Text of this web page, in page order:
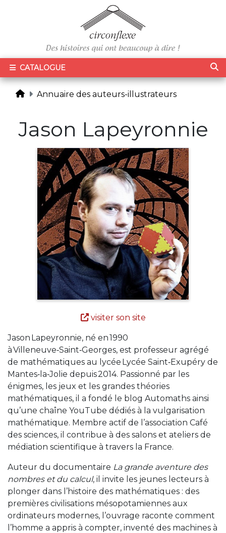
CATALOGUE
Annuaire des auteurs-illustrateurs
Jason Lapeyronnie
visiter son site
Jason Lapeyronnie, né en 1990
à Villeneuve‑Saint‑Georges, est professeur agrégé
de mathématiques au lycée Lycée Saint‑Exupéry de
Mantes‑la‑Jolie depuis 2014. Passionné par les
énigmes, les jeux et les grandes théories
mathématiques, il a fondé le blog Automaths ainsi
qu’une chaîne YouTube dédiés à la vulgarisation
mathématique. Membre actif de l’association Café
des sciences, il contribue à des salons et ateliers de
médiation scientifique à travers la France.
Auteur du documentaire La grande aventure des
nombres et du calcul, il invite les jeunes lecteurs à
plonger dans l’histoire des mathématiques : des
premières civilisations mésopotamiennes aux
ordinateurs modernes, l’ouvrage raconte comment
l’homme a appris à compter, inventé des machines à